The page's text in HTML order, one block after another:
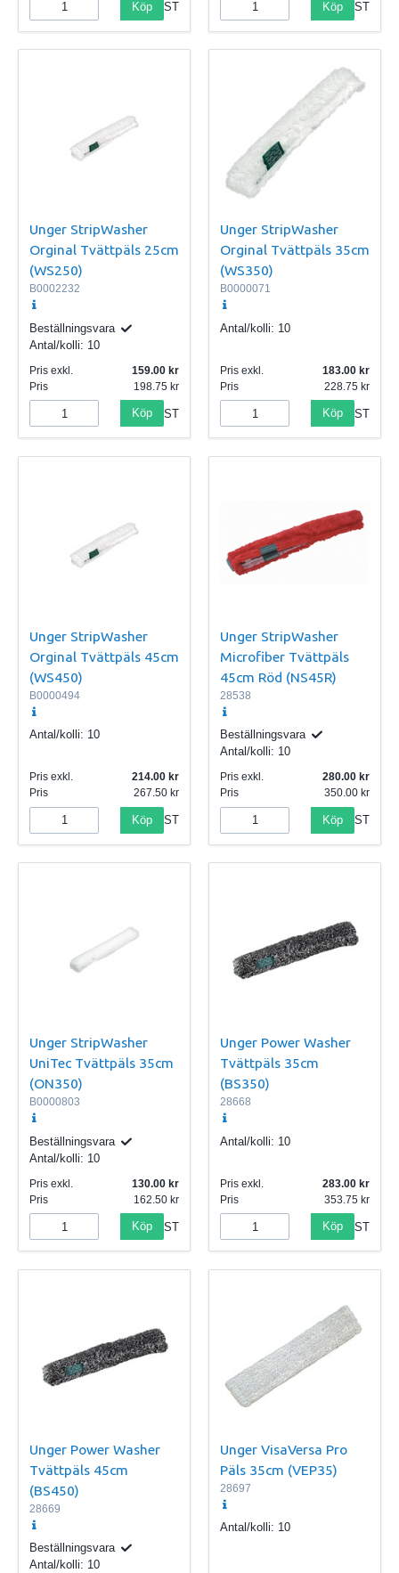
Köp ST Köp ST
Unger StripWasher
Orginal Tvättpäls 25cm
(WS250)
B0002232
Beställningsvara
Antal/kolli: 10
Pris exkl.
159.00
Pris
198.75
Köp ST
Unger StripWasher
Orginal Tvättpäls 35cm
(WS350)
B0000071
Antal/kolli: 10
Pris exkl.
183.00
Pris
228.75
Köp ST
Unger StripWasher
Orginal Tvättpäls 45cm
(WS450)
B0000494
Antal/kolli: 10
Pris exkl.
214.00
Pris
267.50
Köp ST
Unger StripWasher
Microfiber Tvättpäls
45cm Röd (NS45R)
28538
Beställningsvara
Antal/kolli: 10
Pris exkl.
280.00
Pris
350.00
Köp ST
Unger StripWasher
UniTec Tvättpäls 35cm
(ON350)
B0000803
Beställningsvara
Antal/kolli: 10
Pris exkl.
130.00
Pris
162.50
Köp ST
Unger Power Washer
Tvättpäls 35cm
(BS350)
28668
Antal/kolli: 10
Pris exkl.
283.00
Pris
353.75
Köp ST
Unger Power Washer
Tvättpäls 45cm
(BS450)
28669
Beställningsvara
Antal/kolli: 10
Unger VisaVersa Pro
Päls 35cm (VEP35)
28697
Antal/kolli: 10